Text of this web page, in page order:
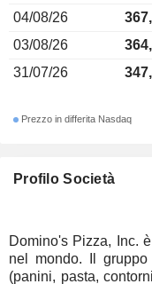
Profilo Società
Domino's Pizza, Inc.
nel mondo. Il
(panini, pasta,
04/08/26
03/08/26
31/07/26
Prezzo in differita Nasdaq